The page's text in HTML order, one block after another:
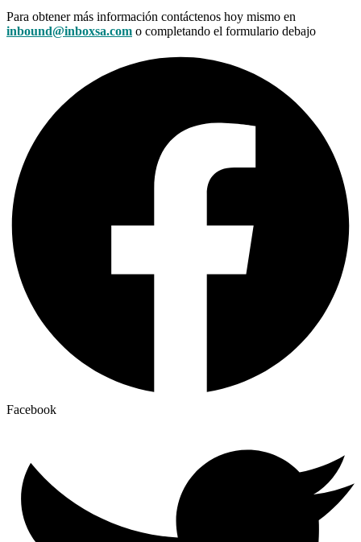
Para obtener más información contáctenos hoy mismo en
inbound@inboxsa.com o completando el formulario debajo
Facebook